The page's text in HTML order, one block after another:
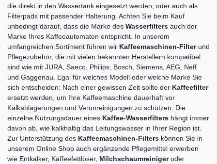
die direkt in den Wassertank eingesetzt werden, oder auch als
Filterpads mit passender Halterung. Achten Sie beim Kauf
unbedingt darauf, dass die Marke des Wasserfilters auch der
Marke Ihres Kaffeeautomaten entspricht. In unserem
umfangreichen Sortiment führen wir Kaffeemaschinen-Filterund
Pflegezubehör, die mit vielen bekannten Herstellern kompatibel
sind wie mit JURA, Saeco, Philips, Bosch, Siemens, AEG, Neff
und Gaggenau. Egal für welches Modell oder welche Marke Sie
sich entscheiden: Nach einer gewissen Zeit sollte der Kaffeefilter
ersetzt werden, um Ihre Kaffeemaschine dauerhaft vor
Kalkablagerungen und Verunreinigungen zu schützen. Die
einzelne Nutzungsdauer eines Kaffee-Wasserfilters hängt immer
davon ab, wie kalkhaltig das Leitungswasser in Ihrer Region ist.
Zur Unterstützung des Kaffeemaschinen-Filters können Sie in
unserem Online Shop auch ergänzende Pflegemittel erwerben
wie Entkalker, Kaffeefettlöser, Milchschaumreinigeroder